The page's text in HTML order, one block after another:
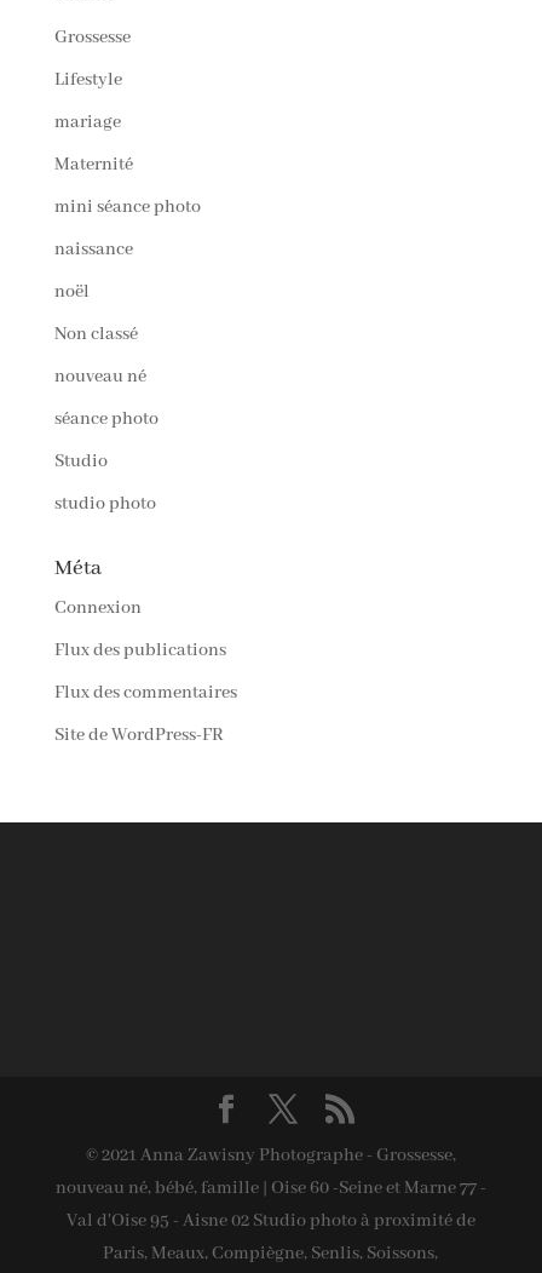
Grossesse
Lifestyle
mariage
Maternité
mini séance photo
naissance
noël
Non classé
nouveau né
séance photo
Studio
studio photo
Méta
Connexion
Flux des publications
Flux des commentaires
Site de WordPress-FR
© 2021 Anna Zawisny Photographe - Grossesse,
nouveau né, bébé, famille | Oise 60 -Seine et Marne 77 -
Val d'Oise 95 - Aisne 02 Studio photo à proximité de
Paris, Meaux, Compiègne, Senlis, Soissons,